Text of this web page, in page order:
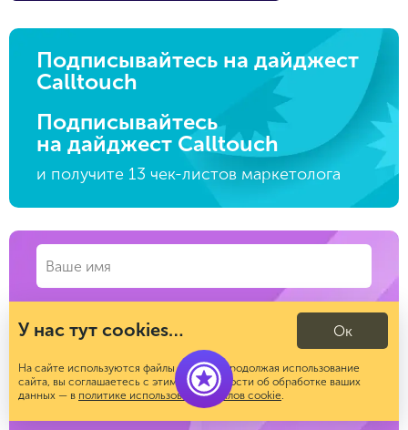
Подписывайтесь на дайджест
Calltouch
Подписывайтесь
на дайджест Calltouch
и получите 13 чек-листов маркетолога
У нас тут cookies…
На сайте используются файлы cookies. Продолжая использование
сайта, вы соглашаетесь с этим. Подробности об обработке ваших
данных — в политике использования файлов cookie.
Ок